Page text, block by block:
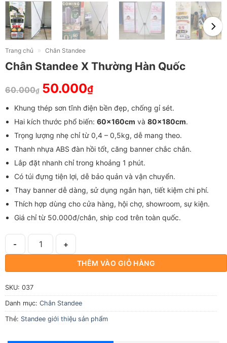
Trang chủ » Chân Standee
Chân Standee X Thường Hàn Quốc
60.000₫ 50.000₫
Khung thép sơn tĩnh điện bền đẹp, chống gỉ sét.
Hai kích thước phổ biến:60x160cm và80x180cm.
Trọng lượng nhẹ chỉ từ 0,4 – 0,5kg, dễ mang theo.
Thanh nhựa ABS đàn hồi tốt, căng banner chắc chắn.
Lắp đặt nhanh chỉ trong khoảng 1 phút.
Có túi đựng tiện lợi, dễ bảo quản và vận chuyển.
Thay banner dễ dàng, sử dụng ngắn hạn, tiết kiệm chi phí.
Thích hợp dùng cho cửa hàng, hội chợ, showroom, sự kiện.
Giá chỉ từ 50.000đ/chân, ship cod trên toàn quốc.
Chân Standee X Thường Hàn Quốc số lượng
THÊM VÀO GIỎ HÀNG
SKU: 037
Danh mục: Chân Standee
Thẻ: Standee giới thiệu sản phẩm